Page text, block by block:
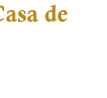
de